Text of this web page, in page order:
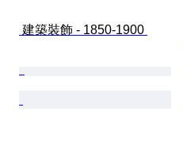
建築裝飾 - 1850-1900